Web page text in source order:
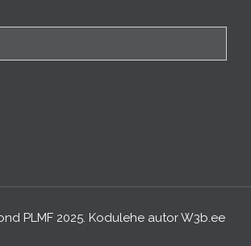
PLMF 2025. Kodulehe autorW3b.ee